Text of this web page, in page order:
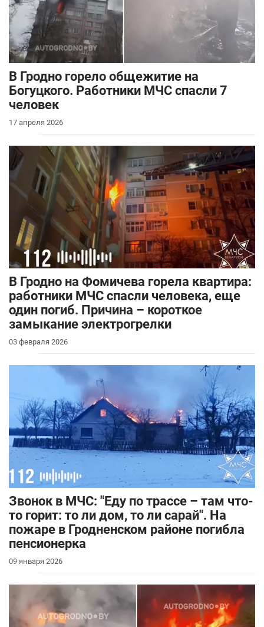
В Гродно горело общежитие на
Богуцкого. Работники МЧС спасли 7
человек
17 апреля 2026
В Гродно на Фомичева горела квартира:
работники МЧС спасли человека, еще
один погиб. Причина – короткое
замыкание электрогрелки
03 февраля 2026
Звонок в МЧС: "Еду по трассе – там что-
то горит: то ли дом, то ли сарай". На
пожаре в Гродненском районе погибла
пенсионерка
09 января 2026